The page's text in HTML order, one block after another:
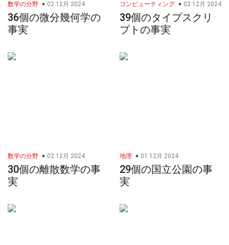
数学の分野 02 12月 2024
36個の微分幾何学の
事実
コンピューティング 02 12月 2024
39個のタイプスクリ
プトの事実
数学の分野 02 12月 2024
30個の離散数学の事
実
地理 01 12月 2024
29個の国立公園の事
実